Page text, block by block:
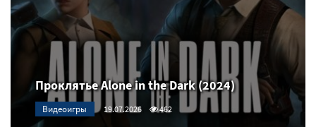
Проклятье Alone in the Dark (2024)
Видеоигры 19.07.2026 462